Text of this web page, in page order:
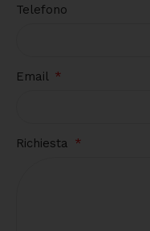
Telefono
Email
Richiesta